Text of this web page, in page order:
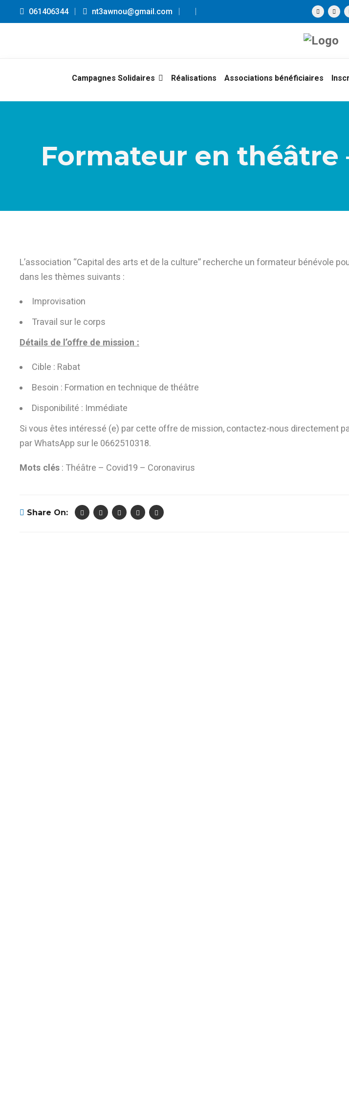
061406344 nt3awnou@gmail.com
Campagnes Solidaires Réalisations Associations bénéficiaires
Formateur en théâtre
L’association “Capital des arts et de la culture” recherche un formateur bénévole
dans les thèmes suivants :
Improvisation
Travail sur le corps
Détails de l’offre de mission :
Cible : Rabat
Besoin : Formation en technique de théâtre
Disponibilité : Immédiate
Si vous êtes intéressé (e) par cette offre de mission, contactez-nous directement
par WhatsApp sur le 0662510318.
Mots clés : Théâtre – Covid19 – Coronavirus
Share On: